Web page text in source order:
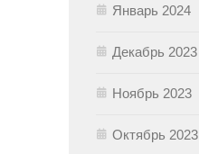
Январь 2024
Декабрь 2023
Ноябрь 2023
Октябрь 2023